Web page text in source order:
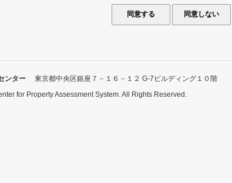
ンター
東京都中央区銀座７－１６－１２ G-7ビルディング１０階
for Property Assessment System. All Rights Reserved.